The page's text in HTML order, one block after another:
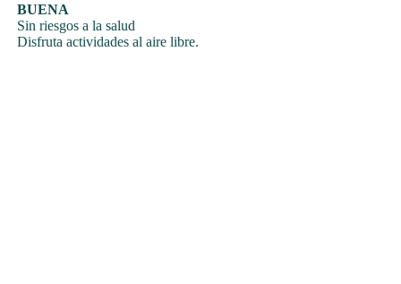
BUENA
Sin riesgos a la salud
Disfruta actividades al aire libre.